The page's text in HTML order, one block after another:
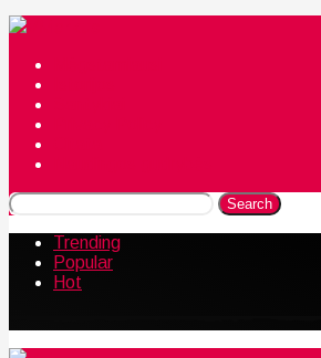
Search
Trending
Popular
Hot